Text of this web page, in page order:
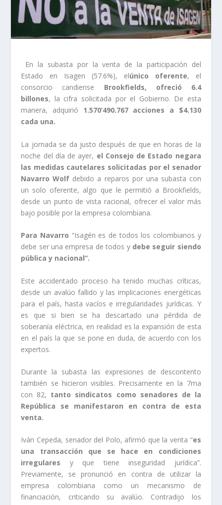
En la subasta por la venta de la participación del
Estado en Isagen (57.6%), elúnico oferente, el
consorcio candiense Brookfields, ofreció 6.4
billones, la cifra solicitada por el Gobierno. De esta
manera, adquirió 1.570’490.767 acciones a $4.130
cada una.
La jornada se da justo después de que en horas de la
noche del día de ayer, el Consejo de Estado negara
las medidas cautelares solicitadas por el senador
Navarro Wolf debido a reparos por una subasta con
un solo oferente, algo que le permitió a Brookfields,
desde un punto de vista racional, ofrecer el valor más
bajo posible por la empresa colombiana.
Para Navarro “Isagén es de todos los colombianos y
debe ser una empresa de todos y debe seguir siendo
pública y nacional”.
Este accidentado proceso ha tenido muchas críticas,
desde un avalúo fallido y las implicaciones energéticas
para el país, hasta vacíos e irregularidades jurídicas. Y
es que si bien se ha descartado una pérdida de
soberanía eléctrica, en realidad es la expansión de esta
en el país la que se pone en duda, de acuerdo con los
expertos.
Durante la subasta las expresiones de descontento
también se hicieron visibles. Precisamente en la 7ma
con 82, tanto sindicatos como senadores de la
República se manifestaron en contra de esta
venta.
Iván Cepeda, senador del Polo, afirmó que la venta “es
una transacción que se hace en condiciones
irregulares y que tiene inseguridad jurídica”.
Previamente, se pronunció en contra de utilizar la
empresa colombiana como un mecanismo de
financiación, criticando su avalúo. Contradijo los